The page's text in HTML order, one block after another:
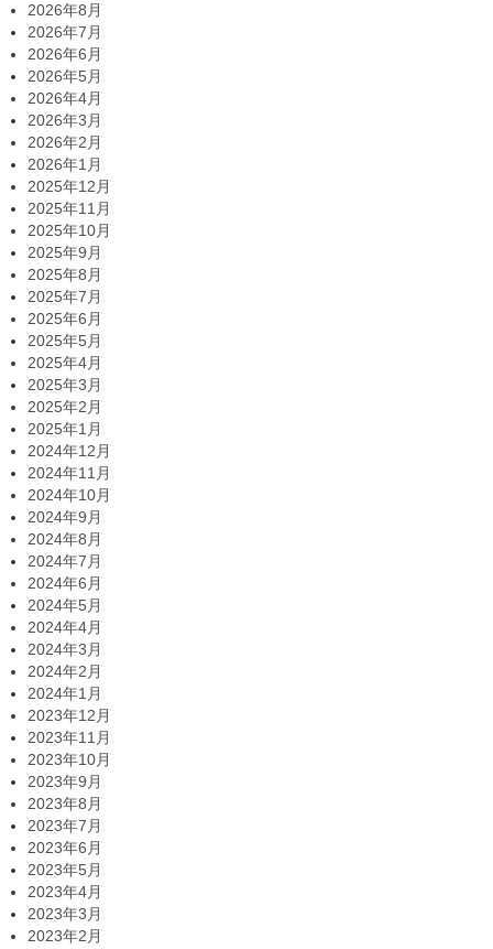
2026年8月
2026年7月
2026年6月
2026年5月
2026年4月
2026年3月
2026年2月
2026年1月
2025年12月
2025年11月
2025年10月
2025年9月
2025年8月
2025年7月
2025年6月
2025年5月
2025年4月
2025年3月
2025年2月
2025年1月
2024年12月
2024年11月
2024年10月
2024年9月
2024年8月
2024年7月
2024年6月
2024年5月
2024年4月
2024年3月
2024年2月
2024年1月
2023年12月
2023年11月
2023年10月
2023年9月
2023年8月
2023年7月
2023年6月
2023年5月
2023年4月
2023年3月
2023年2月